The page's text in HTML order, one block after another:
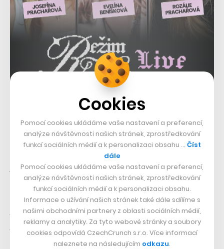
„Chtěl jsem podpořit český vynález a svým jménem mu
pomoci získat důvěru u hráčů i týmů. Je to supr
tréninková pomůcka a sám jsem se při používání pěkně
zapotil. Ta technologie a reálnost prostředí jsou úžasné.
A to je zatím jen polovina toho, kam až je možné Sense
Arénu dále rozvinout,“uvedl loni v říjnu dvojnásobný
vítěz Zlaté hokejky a jedna z největších hvězd NHL
Cookies
Pomocí cookies ukládáme vaše nastavení a preferencí,
analýze návštěvnosti našich stránek, zprostředkování
funkcí sociálních médií a k personalizaci obsahu … Číst
dále
Pomocí cookies ukládáme vaše nastavení a preferencí,
analýze návštěvnosti našich stránek, zprostředkování
funkcí sociálních médií a k personalizaci obsahu.
Informace o užívání našich stránek také dále sdílíme s
našimi obchodními partnery z oblasti sociálních médií,
reklamy a analytiky. Za tyto webové stránky a soubory
cookies odpovídá CzechCrunch s.r.o. Více informací
naleznete na následujícím odkazu.